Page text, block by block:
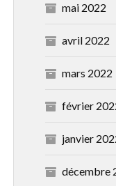
mai 2022
avril 2022
mars 2022
février
janvier
décembre